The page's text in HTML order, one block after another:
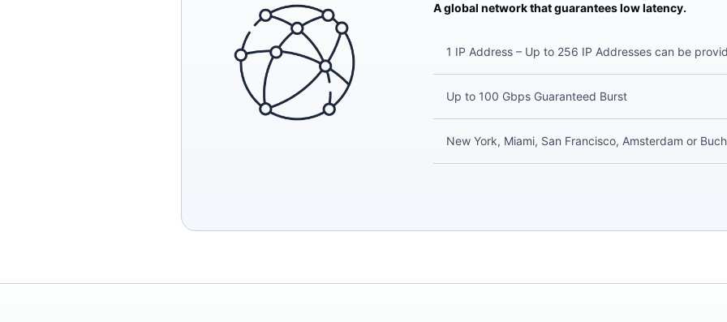
A global network that guarantees low latency.
1 IP Address – Up to 256 IP Addresses can be
Up to 100 Gbps Guaranteed Burst
New York, Miami, San Francisco, Amsterdam or